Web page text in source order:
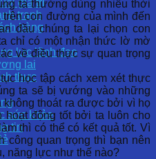
giá trị
tranh
hàng
lực lãnh đạo
lai
thực
sức khỏe
tin
ta thường dùng nhiều thời
con đường của mình đến
đầu chúng ta lại chọn con
chỉ có một nhận thức lờ mờ
về điều thực sự quan trọng
học tập cách xem xét thực
ta sẽ bị vướng vào những
không thoát ra được bởi vì họ
hoạt động tốt bởi ta luôn cho
thì có thể có kết quả tốt. Vì
công quan trọng thì bạn nên
năng lực như thế nào?